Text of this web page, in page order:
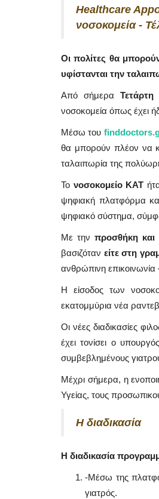
Healthcare
νοσοκομεία -
Οι πολίτες θα
υφίστανται την
Από σήμερα
νοσοκομεία όπως έχει
Μέσω του
θα μπορούν πλέον να
ταλαιπωρία της
Το νοσοκομείο ΚΑΤ
ψηφιακή πλατφόρμα
ψηφιακό σύστημα,
Με την προσθήκη και
βασιζόταν είτε στη
ανθρώπινη επικοινωνία
Η είσοδος των
εκατομμύρια νέα
Οι νέες διαδικασίες
έχει τονίσει ο
συμβεβλημένους
Μέχρι σήμερα, η
Υγείας, τους
Η διαδικασία
Η διαδικασία
-Μέσω της
γιατρός.